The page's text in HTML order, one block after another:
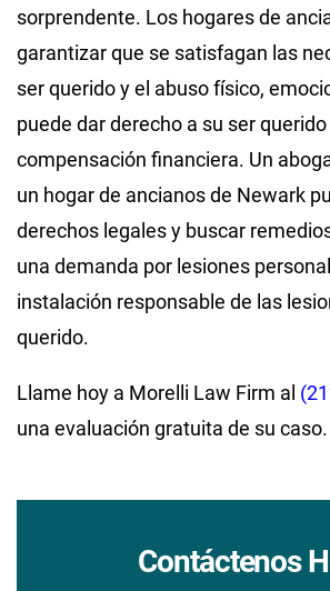
sorprendente. Los hogares de
garantizar que se satisfagan las
ser querido y el abuso físico,
puede dar derecho a su ser
compensación financiera. Un
un hogar de ancianos de Newark
derechos legales y buscar
una demanda por lesiones
instalación responsable de las
querido.
Llame hoy a Morelli Law Firm al
una evaluación gratuita de su caso.
Contáctenos